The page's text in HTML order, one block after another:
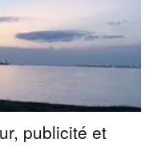
publicité et